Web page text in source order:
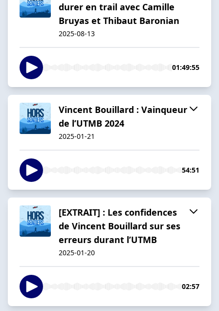
durer en trail avec Camille
Bruyas et Thibaut Baronian
2025-08-13
01:49:55
Vincent Bouillard : Vainqueur
de l’UTMB 2024
2025-01-21
54:51
[EXTRAIT] : Les confidences
de Vincent Bouillard sur ses
erreurs durant l’UTMB
2025-01-20
02:57